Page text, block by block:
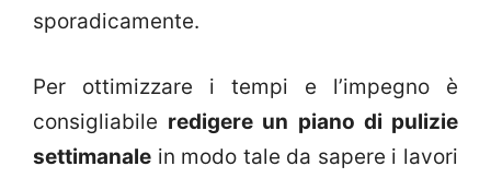
sporadicamente.
Per ottimizzare i tempi e l’impegno è
consigliabile redigere un piano di pulizie
settimanale in modo tale da sapere i lavori